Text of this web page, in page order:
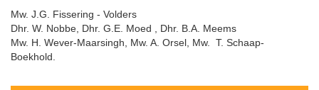
Mw. J.G. Fissering - Volders
Dhr. W. Nobbe, Dhr. G.E. Moed , Dhr. B.A. Meems
Mw. H. Wever-Maarsingh, Mw. A. Orsel, Mw. T. Schaap-
Boekhold.